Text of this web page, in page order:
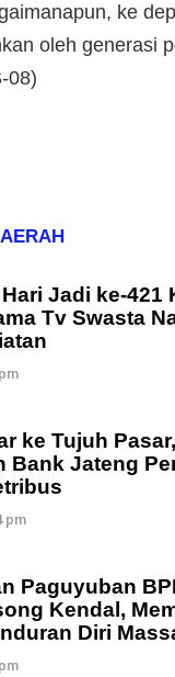
ke
oleh generasi
08)
Jadi ke-421
Tv Swasta
ke Tujuh
Bank Jateng
pm
Paguyuban
Kendal,
Diri